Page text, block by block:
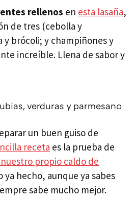
rellenos en esta lasaña,
de tres (cebolla y
y brócoli; y champiñones y
increíble. Llena de sabor y
verduras y parmesano
un buen guiso de
receta es la prueba de
propio caldo de
ya hecho, aunque ya sabes
sabe mucho mejor.